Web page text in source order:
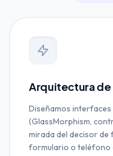
Arquitectura de
Diseñamos interfaces
(GlassMorphism,
mirada del decisor de
formulario o teléfono